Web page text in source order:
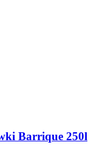
Barrique 250l